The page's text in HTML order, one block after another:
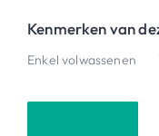
Kenmerken van
Enkel volwassenen